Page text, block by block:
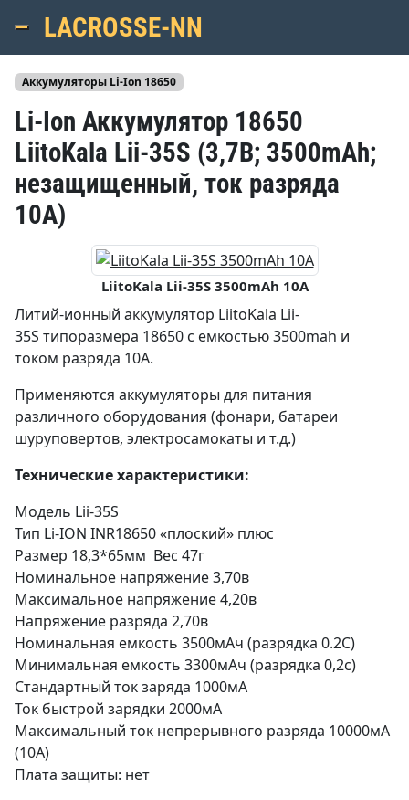
MenuLACROSSE-NN
Аккумуляторы Li-Ion 18650
Li-Ion Аккумулятор 18650
LiitoKala Lii-35S (3,7В; 3500mAh;
незащищенный, ток разряда
10А)
LiitoKala Lii-35S 3500mAh 10A
Литий-ионный аккумулятор LiitoKala Lii-
35S типоразмера 18650 с емкостью 3500mah и
током разряда 10А.
Применяются аккумуляторы для питания
различного оборудования (фонари, батареи
шуруповертов, электросамокаты и т.д.)
Технические характеристики:
Модель Lii-35S
Тип Li-ION INR18650 «плоский» плюс
Размер 18,3*65мм Вес 47г
Номинальное напряжение 3,70в
Максимальное напряжение 4,20в
Напряжение разряда 2,70в
Номинальная емкость 3500мАч (разрядка 0.2C)
Минимальная емкость 3300мАч (разрядка 0,2c)
Стандартный ток заряда 1000мA
Ток быстрой зарядки 2000мA
Максимальный ток непрерывного разряда 10000мА
(10A)
Плата защиты: нет